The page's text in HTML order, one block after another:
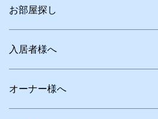
お部屋探し
入居者様へ
オーナー様へ